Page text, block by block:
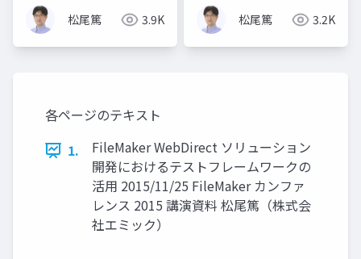
松尾篤 3.9K 松尾篤 3.2K
各ページのテキスト
1.
FileMaker WebDirect ソリューション
開発におけるテストフレームワークの
活用 2015/11/25 FileMaker カンファ
レンス 2015 講演資料 松尾篤（株式会
社エミック）